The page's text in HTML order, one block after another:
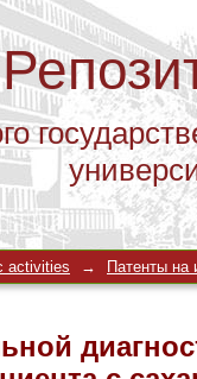
activities → Патенты на